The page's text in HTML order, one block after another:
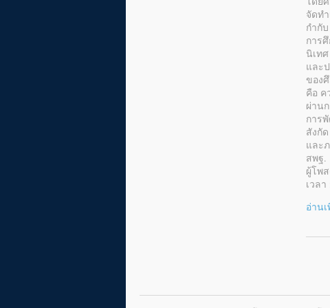
จัดท
กำกั
การ
นิเท
และ
ของ
คือ ค
ผ่าน
การ
สังกั
และ
สพฐ.
ผู้โพ
เวลา
อ่าน